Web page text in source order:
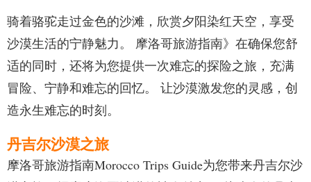
骑着骆驼走过金色的沙滩，欣赏夕阳染红天空，享受
沙漠生活的宁静魅力。 摩洛哥旅游指南》在确保您舒
适的同时，还将为您提供一次难忘的探险之旅，充满
冒险、宁静和难忘的回忆。 让沙漠激发您的灵感，创
造永生难忘的时刻。
丹吉尔沙漠之旅
摩洛哥旅游指南Morocco Trips Guide为您带来丹吉尔沙